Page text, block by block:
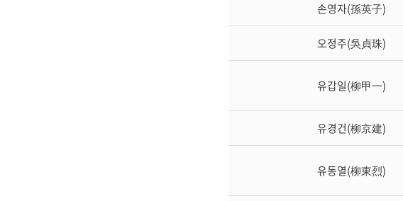
손영자(孫英子)
오정주(吳貞珠)
유갑일(柳甲一)
유경건(柳京建)
유동열(柳東烈)